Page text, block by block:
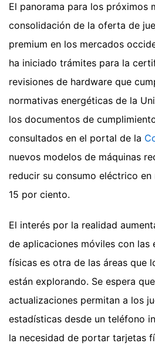
El panorama para los próximos
consolidación de la oferta de
premium en los mercados
ha iniciado trámites para la
revisiones de hardware que
normativas energéticas de la
los documentos de
consultados en el portal de la
nuevos modelos de máquinas
reducir su consumo eléctrico
15 por ciento.
El interés por la realidad
de aplicaciones móviles con las
físicas es otra de las áreas que
están explorando. Se espera
actualizaciones permitan a los
estadísticas desde un teléfono
la necesidad de portar tarjetas